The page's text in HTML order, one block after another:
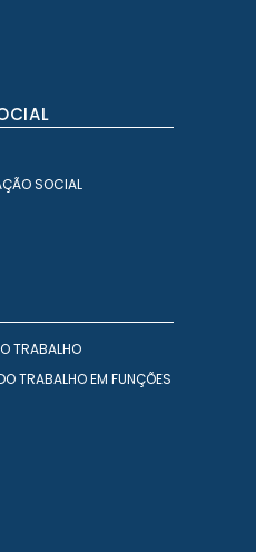
SOCIAL
TRABALHO
TRABALHO EM FUNÇÕES